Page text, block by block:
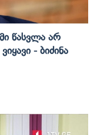
Წასვლა Არ
- Ბიძინა